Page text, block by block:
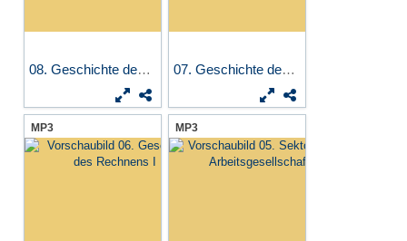
08. Geschichte des... 07. Geschichte des Rechnens II
MP3 MP3